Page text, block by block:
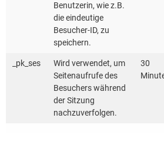
GUTACHTEN
Steigerung der Abwärmemengen
Baden-Württemberg
2 MB | PDF
Benutzerin, wie z.B.
die eindeutige
Besucher-ID, zu
speichern.
_pk_ses
Wird verwendet, um
Seitenaufrufe des
Besuchers während
der Sitzung
nachzuverfolgen.
30